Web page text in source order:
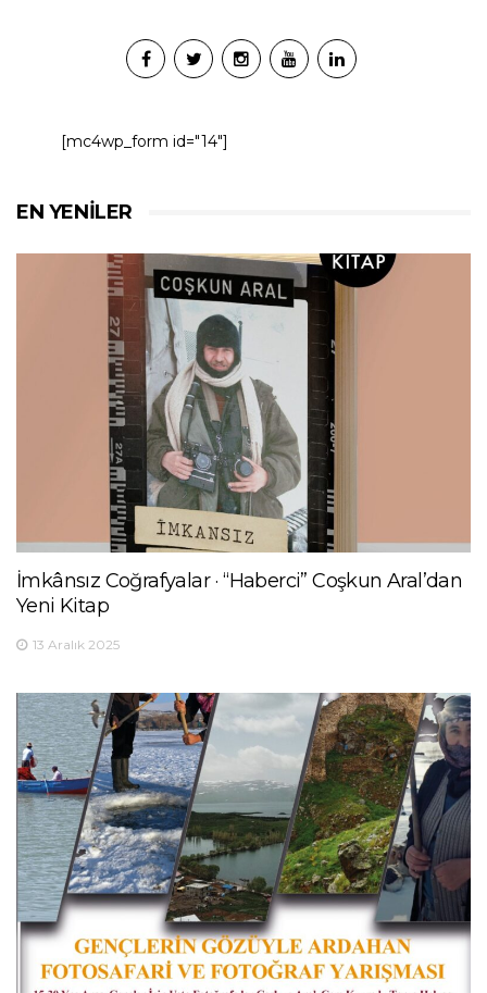
[mc4wp_form id="14"]
EN YENILER
İmkânsız Coğrafyalar · “Haberci” Coşkun Aral’dan
Yeni Kitap
13 Aralık 2025